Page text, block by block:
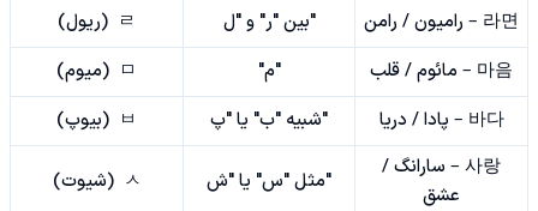
라면 – رامیون / رامن
"بین "ر" و "ل
ㄹ (ریول)
마음 – مائوم / قلب
"م"
ㅁ (میوم)
바다 – پادا / دریا
"شبیه "ب" یا "پ
ㅂ (بیوپ)
사랑 – سارانگ /
عشق
"مثل "س" یا "ش ㅅ (شیوت)